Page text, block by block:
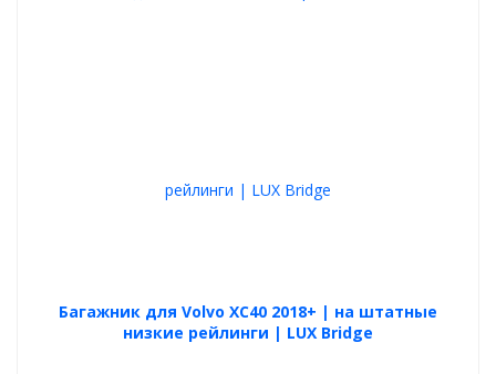
Багажник для Volvo XC40 2018+ | на штатные
низкие рейлинги | LUX Bridge